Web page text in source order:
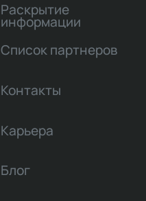
Раскрытие
информации
Список партнеров
Контакты
Карьера
Блог